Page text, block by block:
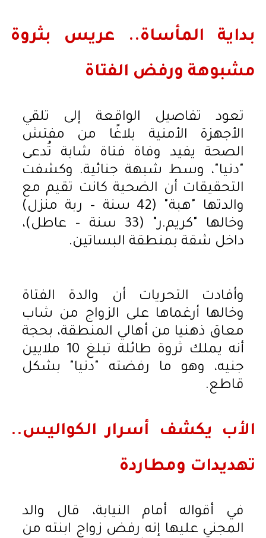
بداية المأساة.. عريس بثروة
مشبوهة ورفض الفتاة
تعود تفاصيل الواقعة إلى تلقي
الأجهزة الأمنية بلاغًا من مفتش
الصحة يفيد وفاة فتاة شابة تُدعى
"دنيا"، وسط شبهة جنائية. وكشفت
التحقيقات أن الضحية كانت تقيم مع
والدتها "هبة" (42 سنة – ربة منزل)
وخالها "كريم.ر" (33 سنة – عاطل)،
داخل شقة بمنطقة البساتين.
وأفادت التحريات أن والدة الفتاة
وخالها أرغماها على الزواج من شاب
معاق ذهنيا من أهالي المنطقة، بحجة
أنه يملك ثروة طائلة تبلغ 10 ملايين
جنيه، وهو ما رفضته "دنيا" بشكل
قاطع.
الأب يكشف أسرار الكواليس..
تهديدات ومطاردة
في أقواله أمام النيابة، قال والد
المجني عليها إنه رفض زواج ابنته من